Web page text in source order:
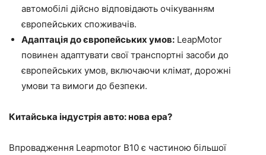
автомобілі дійсно відповідають очікуванням
європейських споживачів.
Адаптація до європейських умов: LeapMotor
повинен адаптувати свої транспортні засоби до
європейських умов, включаючи клімат, дорожні
умови та вимоги до безпеки.
Китайська індустрія авто: нова ера?
Впровадження Leapmotor B10 є частиною більшої